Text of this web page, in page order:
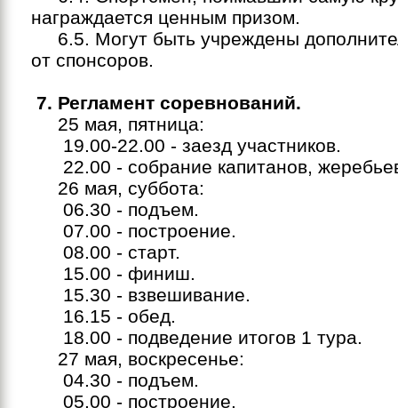
награждается ценным призом.
6.5. Могут быть учреждены
от спонсоров.
7. Регламент соревнований.
25 мая, пятница:
19.00-22.00 - заезд участников.
22.00 - собрание капитанов,
26 мая, суббота:
06.30 - подъем.
07.00 - построение.
08.00 - старт.
15.00 - финиш.
15.30 - взвешивание.
16.15 - обед.
18.00 - подведение итогов 1 тура.
27 мая, воскресенье:
04.30 - подъем.
05.00 - построение.